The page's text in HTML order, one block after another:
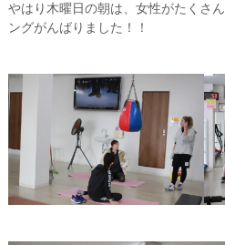
やはり木曜日の朝は、女性がたくさん
ングがんばりました！！